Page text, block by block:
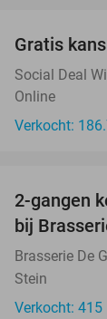
Gratis
Social Deal
Online
Verkocht:
2-gangen
bij
Brasserie De
Stein
Verkocht: 415